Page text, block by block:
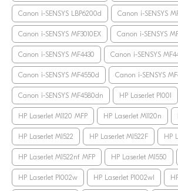
Canon i-SENSYS LBP6200d Canon i-SENSYS
Canon i-SENSYS MF3010EX Canon i-SENSYS
Canon i-SENSYS MF4430 Canon i-SENSYS
Canon i-SENSYS MF4550d Canon i-SENSYS
Canon i-SENSYS MF4580dn HP LaserJet P1001
HP LaserJet M1120 MFP HP LaserJet M1120n
HP LaserJet M1522 HP LaserJet M1522F HP
HP LaserJet M1522nf MFP HP LaserJet M1550
HP LaserJet P1002w HP LaserJet P1002wl